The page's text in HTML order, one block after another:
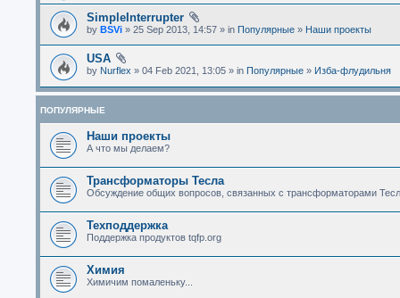
SimpleInterrupter
by BSVi » 25 Sep 2013, 14:57 » in Популярные » Наши проекты
USA
by Nurflex » 04 Feb 2021, 13:05 » in Популярные » Изба-флудильня
ПОПУЛЯРНЫЕ
Наши проекты
А что мы делаем?
Трансформаторы Тесла
Обсуждение общих вопросов, связанных с трансформаторами
Техподдержка
Поддержка продуктов tqfp.org
Химия
Химичим помаленьку...